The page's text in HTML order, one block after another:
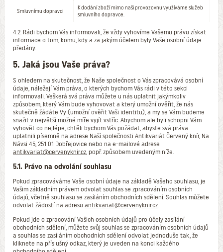
Smluvnímu dopravci
K dodání zboží mimo naši provozovnu využíváme služeb
smluvního dopravce.
4.2. Rádi bychom Vás informovali, že vždy vyhovíme Vašemu právu získat
informace o tom, komu, kdy a za jakým účelem byly Vaše osobní údaje
předány.
5. Jaká jsou Vaše práva?
S ohledem na skutečnost, že Naše společnost o Vás zpracovává osobní
údaje, náležejí Vám práva, o kterých bychom Vás rádi v této sekci
informovali. Veškerá svá práva můžete u nás uplatnit jakýmkoliv
způsobem, který Vám bude vyhovovat a který umožní ověřit, že nás
skutečně žádáte Vy (umožní ověřit Vaši identitu), a my se Vám budeme
snažit v největší možné míře vyjít vstříc. Abychom ale byli schopni Vám
vyhovět co nejlépe, chtěli bychom Vás požádat, abyste svá práva
uplatnili písemně na adrese Naší společnosti Antikvariát Červený knír, Na
Návsi 45, 251 01 Dobřejovice nebo na e-mailové adrese
antikvariat@cervenyknir.cz , popř. způsobem uvedeným níže.
5.1. Právo na odvolání souhlasu
Pokud zpracováváme Vaše osobní údaje na základě Vašeho souhlasu, je
Vašim základním právem odvolat souhlas se zpracováním osobních
údajů, včetně souhlasu se zasíláním obchodních sdělení. Souhlas můžete
odvolat žádostí na adresu antikvariat@cervenyknir.cz.
Pokud jde o zpracování Vašich osobních údajů pro účely zasílání
obchodních sdělení, můžete svůj souhlas se zpracováním osobních údajů
a souhlas se zasíláním obchodních sdělení odvolat jednoduše tak, že
kliknete na příslušný odkaz, který je uveden na konci každého